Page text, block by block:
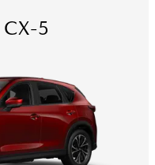
CX-5